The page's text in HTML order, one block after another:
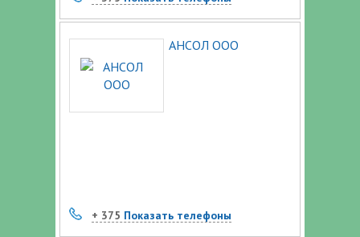
АНСОЛ ООО
+ 375 Показать телефоны